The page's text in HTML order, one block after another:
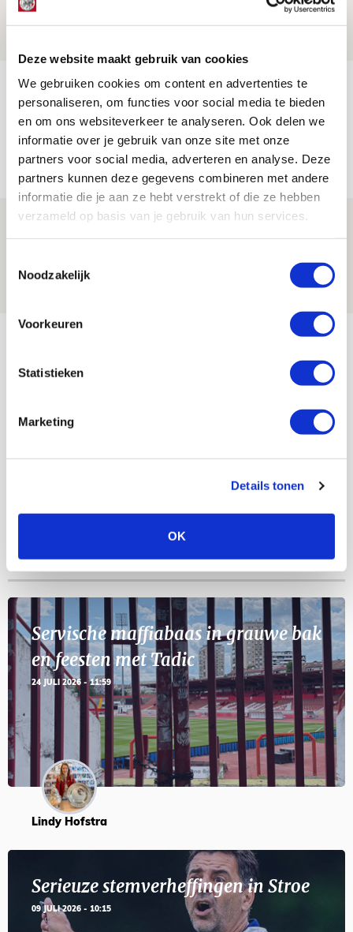
Deze website maakt gebruik van cookies
We gebruiken cookies om content en advertenties te
personaliseren, om functies voor social media te bieden
en om ons websiteverkeer te analyseren. Ook delen we
informatie over je gebruik van onze site met onze
partners voor social media, adverteren en analyse. Deze
partners kunnen deze gegevens combineren met andere
informatie die je aan ze hebt verstrekt of die ze hebben
verzameld op basis van je gebruik van hun services.
Noodzakelijk
Voorkeuren
Statistieken
Marketing
Details tonen
OK
Míchel geeft blessure-update en
spreekt over Godts, Baas en
aanwinsten
07 AUGUSTUS 2026 - 14:13
NIEUWS
Volop enthousiasme in fotoverslag van
07 AUGUSTUS 2026 - 09:00
Bekijk meer
23
Selectiedag ballenjongens/-meiden
Geef Mij Maar Amsterdam
Blogs
Servische maffiabaas in grauwe bak
en feesten met Tadic
24 JULI 2026 - 11:59
Lindy Hofstra
Serieuze stemverheffingen in Stroe
09 JULI 2026 - 10:15